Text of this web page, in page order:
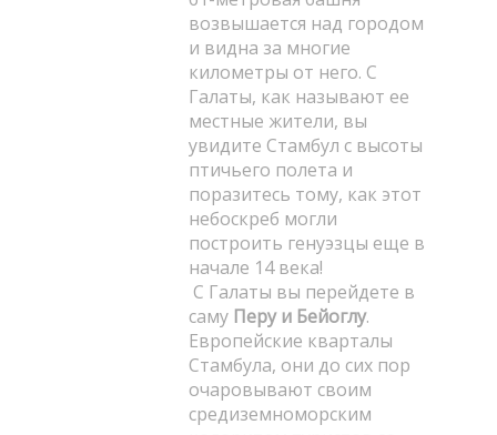
возвышается над городом
и видна за многие
километры от него. С
Галаты, как называют ее
местные жители, вы
увидите Стамбул с высоты
птичьего полета и
поразитесь тому, как этот
небоскреб могли
построить генуэзцы еще в
начале 14 века!
С Галаты вы перейдете в
саму Перу и Бейоглу.
Европейские кварталы
Стамбула, они до сих пор
очаровывают своим
средиземноморским